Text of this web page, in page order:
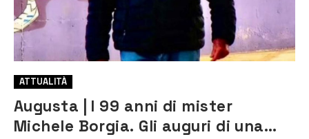
ATTUALITÀ
Augusta | I 99 anni di mister
Michele Borgia. Gli auguri di una